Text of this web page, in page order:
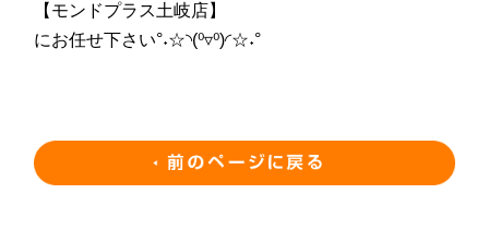
【モンドプラス土岐店】
にお任せ下さい°˖☆◝(⁰▿⁰)◜☆˖°